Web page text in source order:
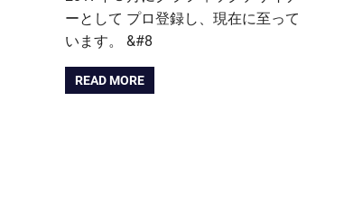
ーとして プロ登録し、現在に至って
います。 &#8
READ MORE